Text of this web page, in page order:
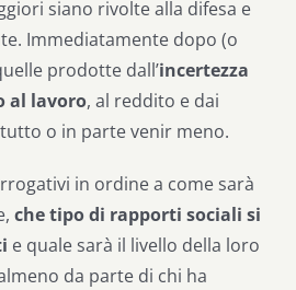
siano rivolte alla difesa e
Immediatamente dopo (o
prodotte dall’incertezza
al lavoro, al reddito e dai
o in parte venir meno.
in ordine a come sarà
che tipo di rapporti sociali si
e quale sarà il livello della loro
da parte di chi ha